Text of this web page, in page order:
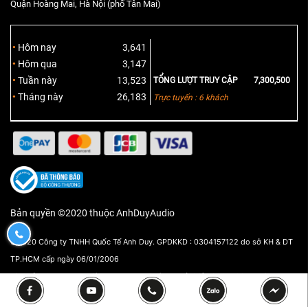
Quận Hoàng Mai, Hà Nội (phố Tân Mai)
Hôm nay
3,641
Hôm qua
3,147
Tuần này
13,523
Tháng này
26,183
TỔNG LƯỢT TRUY CẬP
7,300,500
Trực tuyến : 6 khách
Bản quyền ©2020 thuộc AnhDuyAudio
@2020 Công ty TNHH Quốc Tế Anh Duy. GPDKKD : 0304157122 do sở KH & DT
TP.HCM cấp ngày 06/01/2006
Địa chỉ 170 Ung Văn Khiêm, P.Thạnh Mỹ Tây. ĐT: (028) 73000506. Email :
cskh@anhduy.vn. Đại diện pháp luật : Nguyễn Khắc Anh
0932190170